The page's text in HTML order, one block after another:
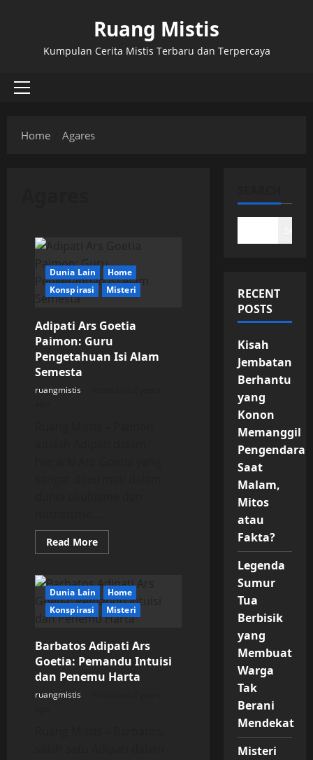
Ruang Mistis
Kumpulan Cerita Mistis Terbaru dan Terpercaya
Primary
Home
Agares
Dunia Lain
Home
Konspirasi
Misteri
Adipati Ars Goetia
Paimon: Guru
Pengetahuan Isi Alam
Semesta
ruangmistis
Read MoreRead
more
Goetia
Paimon:
Guru
Pengetahuan
Alam
Semesta
Dunia Lain
Home
Konspirasi
Misteri
Barbatos Adipati Ars
Goetia: Pemandu Intuisi
dan Penemu Harta
ruangmistis
RECENT
POSTS
Kisah
Jembatan
Berhantu
yang
Konon
Memanggil
Pengendara
Saat
Malam,
Mitos
atau
Fakta?
Legenda
Sumur
Tua
Berbisik
yang
Membuat
Warga
Tak
Berani
Mendekat
Misteri